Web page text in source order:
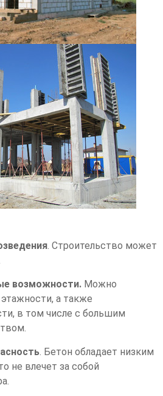
. Строительство может
возможности. Можно
а также
в том числе с большим
. Бетон обладает низким
не влечет за собой